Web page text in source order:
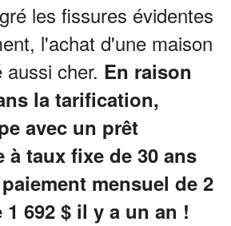
les fissures évidentes
l'achat d'une maison
cher. En raison
la tarification,
avec un prêt
à taux fixe de 30 ans
mensuel de 2
1 692 $ il y a un an !